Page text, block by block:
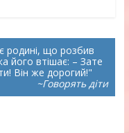
родині, що розбив
його втішає: – Зате
Він же дорогий!
~Говорять діти